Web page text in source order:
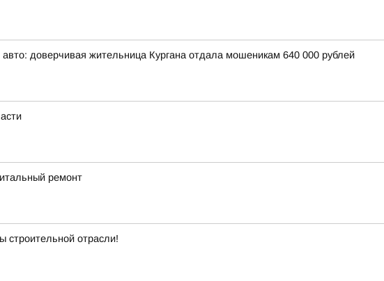
доверчивая жительница Кургана отдала мошеникам 640 000 рублей
ремонт
строительной отрасли!